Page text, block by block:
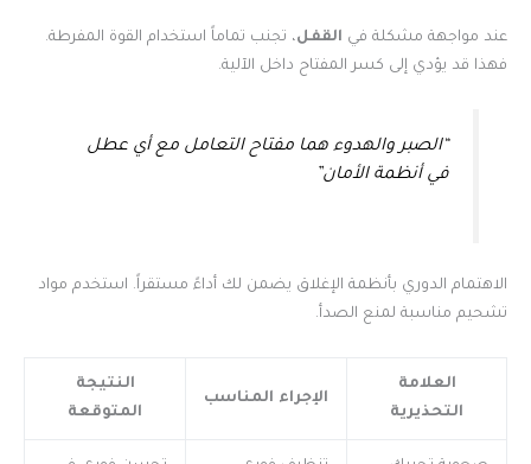
عند مواجهة مشكلة في القفل، تجنب تماماً استخدام القوة المفرطة.
فهذا قد يؤدي إلى كسر المفتاح داخل الآلية.
“الصبر والهدوء هما مفتاح التعامل مع أي عطل
في أنظمة الأمان”
الاهتمام الدوري بأنظمة الإغلاق يضمن لك أداءً مستقراً. استخدم مواد
تشحيم مناسبة لمنع الصدأ.
العلامة
التحذيرية
الإجراء المناسب
النتيجة
المتوقعة